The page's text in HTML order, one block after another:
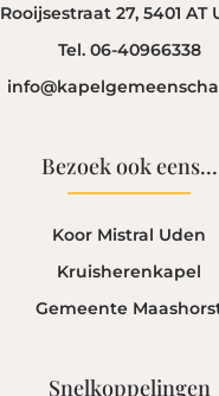
Rooijsestraat 27, 5401 AT
Tel. 06-40966338
Bezoek ook eens...
Koor Mistral Uden
Kruisherenkapel
Gemeente
Snelkoppelingen